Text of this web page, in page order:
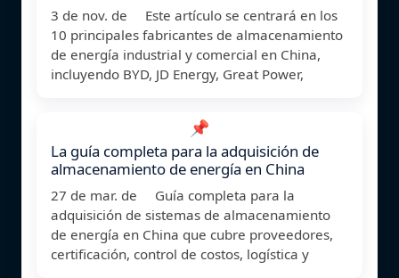
3 de nov. de Este artículo se centrará en los
10 principales fabricantes de almacenamiento
de energía industrial y comercial en China,
incluyendo BYD, JD Energy, Great Power,
📌
La guía completa para la adquisición de
almacenamiento de energía en China
27 de mar. de Guía completa para la
adquisición de sistemas de almacenamiento
de energía en China que cubre proveedores,
certificación, control de costos, logística y